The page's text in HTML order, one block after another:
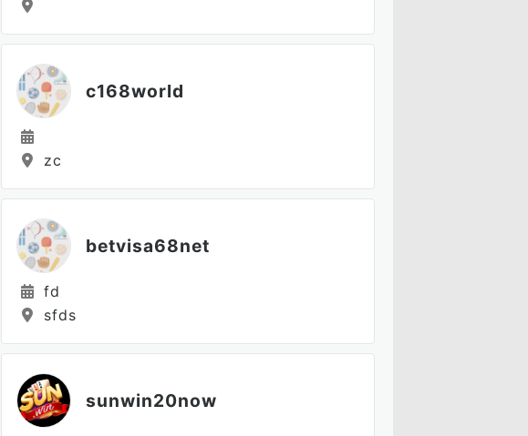
c168world
zc
betvisa68net
fd
sfds
sunwin20now